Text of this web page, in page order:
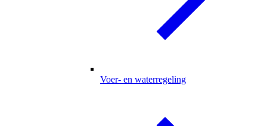
Voer- en waterregeling